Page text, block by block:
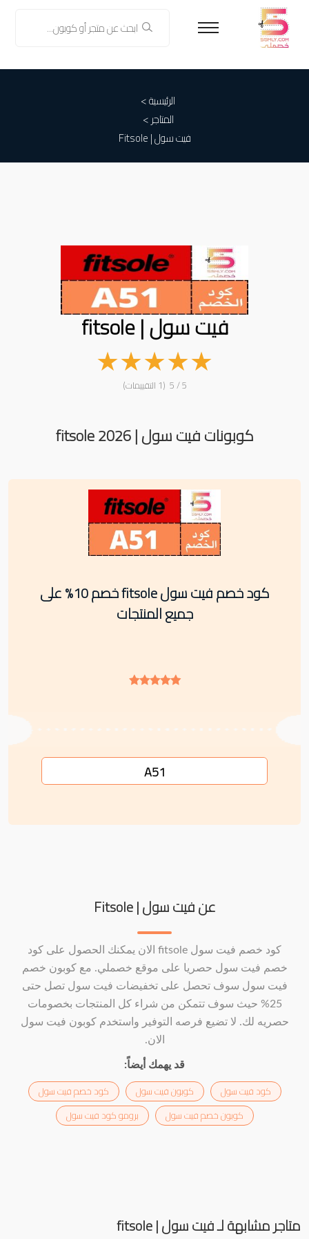
الرئيسية >
المتاجر >
فيت سول | Fitsole
فيت سول | fitsole
★
★
★
★
★ 5 / 5 (1 التقييمات)
كوبونات فيت سول | fitsole 2026
كود خصم فيت سول fitsole خصم 10% على
جميع المنتجات
A51
عن فيت سول | Fitsole
كود خصم فيت سول fitsole الان يمكنك الحصول على كود
خصم فيت سول حصريا على موقع خصملي. مع كوبون خصم
فيت سول سوف تحصل على تخفيضات فيت سول تصل حتى
25% حيث سوف تتمكن من شراء كل المنتجات بخصومات
حصريه لك. لا تضيع فرصه التوفير واستخدم كوبون فيت سول
الان.
قد يهمك أيضاً:
كود فيت سول كوبون فيت سول
كود خصم فيت سول
كوبون خصم فيت سول
برومو كود فيت سول
متاجر مشابهة لـ فيت سول | fitsole